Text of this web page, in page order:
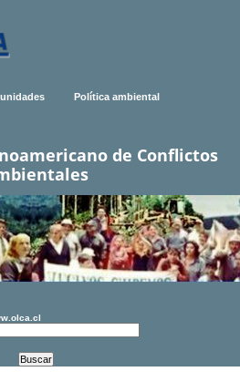
Política ambiental
de Conflictos